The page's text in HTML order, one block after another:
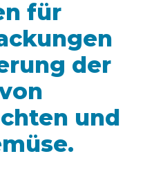
für
der
und